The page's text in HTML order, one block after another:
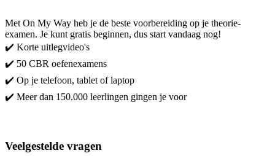
Met On My Way heb je de beste voorbereiding op je theorie-
examen. Je kunt gratis beginnen, dus start vandaag nog!
✔️ Korte uitlegvideo's
✔️ 50 CBR oefenexamens
✔️ Op je telefoon, tablet of laptop
✔️ Meer dan 150.000 leerlingen gingen je voor
Veelgestelde vragen